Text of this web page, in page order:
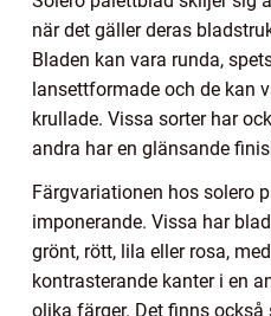
när det gäller deras
Bladen kan vara runda,
lansettformade och de kan
krullade. Vissa sorter har
andra har en glänsande
Färgvariationen hos solero
imponerande. Vissa har
grönt, rött, lila eller rosa,
kontrasterande kanter i en
olika färger. Det finns